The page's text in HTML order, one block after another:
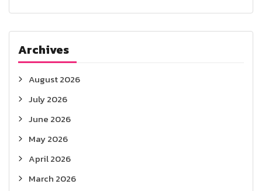
Archives
August 2026
July 2026
June 2026
May 2026
April 2026
March 2026